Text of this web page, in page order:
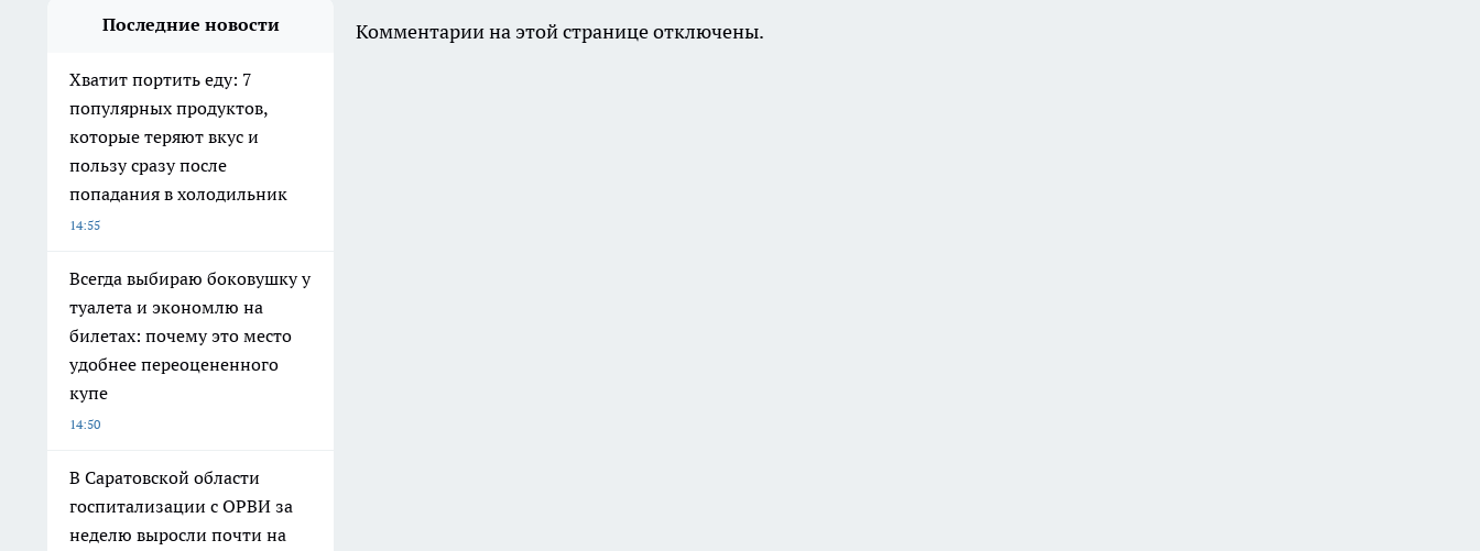
Последние новости
Хватит портить еду: 7
популярных продуктов,
которые теряют вкус и
пользу сразу после
попадания в холодильник
14:55
Всегда выбираю боковушку у
туалета и экономлю на
билетах: почему это место
удобнее переоцененного
купе
14:50
В Саратовской области
госпитализации с ОРВИ за
неделю выросли почти на
Комментарии на этой странице отключены.